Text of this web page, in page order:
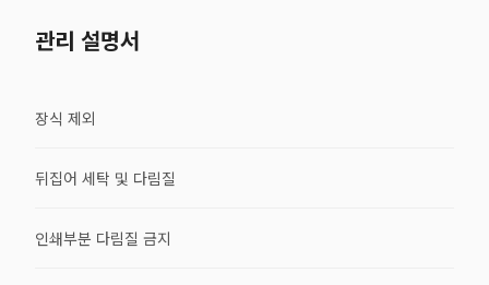
관리 설명서
장식 제외
뒤집어 세탁 및 다림질
인쇄부분 다림질 금지